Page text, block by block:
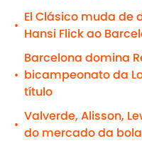
•
El Clásico muda de
Hansi Flick ao
•
Barcelona domina
bicampeonato da
título
•
Valverde, Alisson,
do mercado da